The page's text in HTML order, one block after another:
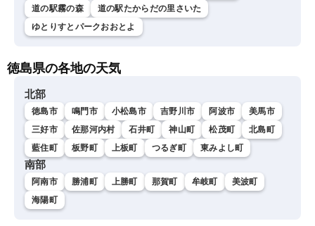
道の駅霧の森
道の駅たからだの里さいた
ゆとりすとパークおおとよ
徳島県の各地の天気
北部
徳島市 鳴門市 小松島市 吉野川市 阿波市
美馬市
三好市
佐那河内村 石井町 神山町 松茂町
北島町
藍住町
板野町 上板町 つるぎ町 東みよし町
南部
阿南市 勝浦町 上勝町 那賀町 牟岐町
美波町
海陽町